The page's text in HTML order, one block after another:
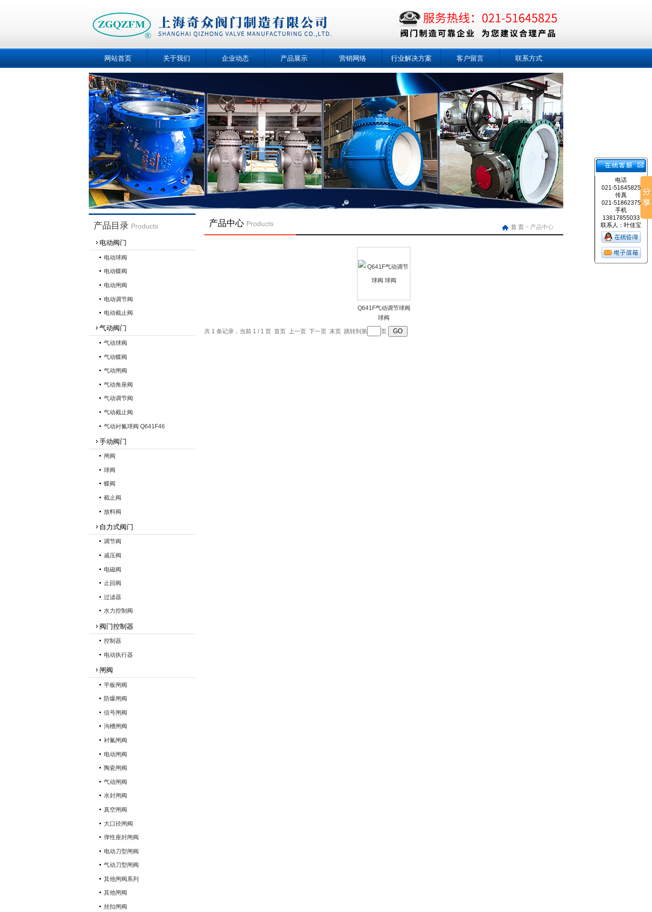
网站首页 关于我们 企业动态 产品展示 营销网络 行业解决方案 客户留言 联系方式
产品目录 Products
电动阀门
电动球阀
电动蝶阀
电动闸阀
电动调节阀
电动截止阀
气动阀门
气动球阀
气动蝶阀
气动闸阀
气动角座阀
气动调节阀
气动截止阀
气动衬氟球阀 Q641F46
手动阀门
闸阀
球阀
蝶阀
截止阀
放料阀
自力式阀门
调节阀
减压阀
电磁阀
止回阀
过滤器
水力控制阀
阀门控制器
控制器
电动执行器
闸阀
平板闸阀
防爆闸阀
信号闸阀
沟槽闸阀
衬氟闸阀
电动闸阀
陶瓷闸阀
气动闸阀
水封闸阀
真空闸阀
大口径闸阀
弹性座封闸阀
电动刀型闸阀
气动刀型闸阀
其他闸阀系列
其他闸阀
丝扣闸阀
产品中心 Products 首 页 > 产品中心
Q641F气动调节球阀
球阀
共 1 条记录，当前 1 / 1 页 首页 上一页 下一页 末页 跳转到第
页
电话
021-51645825
传真
021-51862375
手机
13817855033
联系人：叶佳宝